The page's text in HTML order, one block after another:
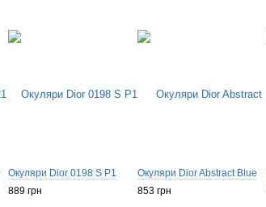
Окуляри Dior 0198 S P1
889 грн
Окуляри Dior Abstract Blue
853 грн